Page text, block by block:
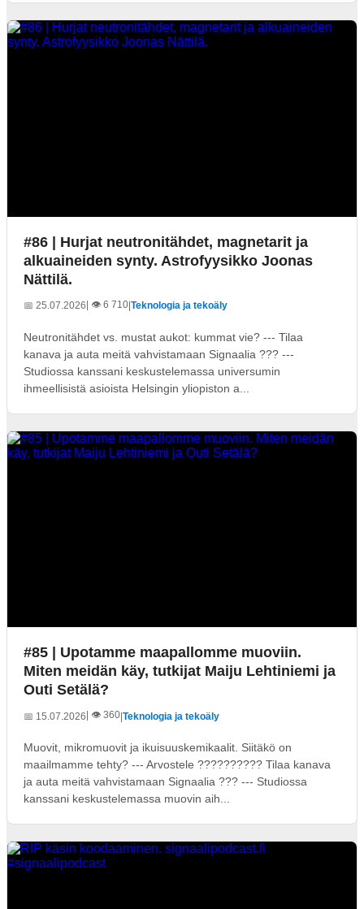
#86 | Hurjat neutronitähdet, magnetarit ja
alkuaineiden synty. Astrofyysikko Joonas
Nättilä.
📅 25.07.2026| 👁️ 6 710 Teknologia ja tekoäly
Neutronitähdet vs. mustat aukot: kummat vie? --- Tilaa
kanava ja auta meitä vahvistamaan Signaalia ??? ---
Studiossa kanssani keskustelemassa universumin
ihmeellisistä asioista Helsingin yliopiston a...
#85 | Upotamme maapallomme muoviin.
Miten meidän käy, tutkijat Maiju Lehtiniemi ja
Outi Setälä?
📅 15.07.2026 | 👁️ 360|Teknologia ja tekoäly
Muovit, mikromuovit ja ikuisuuskemikaalit. Siitäkö on
maailmamme tehty? --- Arvostele ?????????? Tilaa kanava
ja auta meitä vahvistamaan Signaalia ??? --- Studiossa
kanssani keskustelemassa muovin aih...